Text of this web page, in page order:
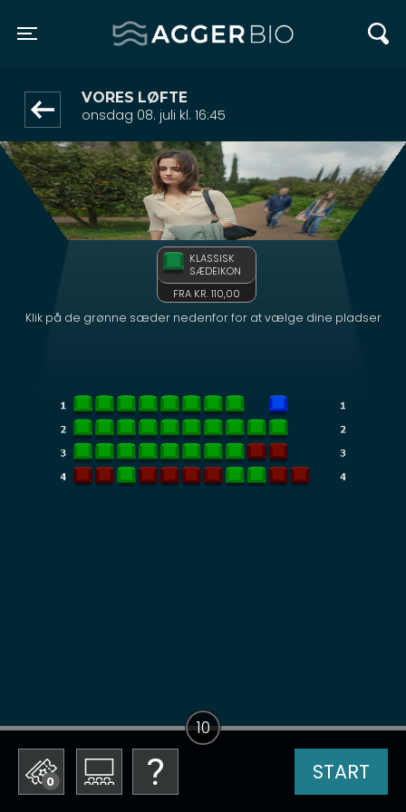
Toggle navigation
Agger BIO
VORES LØFTE
onsdag 08. juli kl. 16:45
KLASSISK
SÆDEIKON
FRA KR. 110,00
Klik på de grønne sæder nedenfor for at vælge dine pladser
0 START
10
front03-cc 045232